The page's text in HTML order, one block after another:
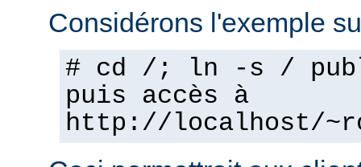
Considérons l'exemple
# cd /; ln -s /
puis accès à
http://localhost/